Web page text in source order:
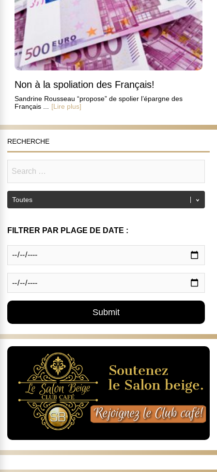
Non à la spoliation des Français!
Sandrine Rousseau “propose” de spolier l’épargne des
Français ...
[Lire plus]
RECHERCHE
FILTRER PAR PLAGE DE DATE :